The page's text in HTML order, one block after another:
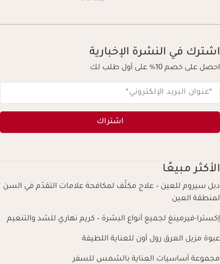
اشترك في النشرة الإخبارية
احصل على خصم 10% على أول طلب لك
*عنوان البريد الإلكتروني*
اشتراك
الأكثر مبيعًا
دبل سيروم للعين – علاج مكثّف لمكافحة علامات التقدّم في السن
لمنطقة العين
إكسترا-فيرمينغ لجميع أنواع البشرة – كريم نهاري للشد والتنعيم
عبوة مزيل العرق رول أون للعناية اللطيفة
مجموعة أساسيات العناية بالشمس للسفر